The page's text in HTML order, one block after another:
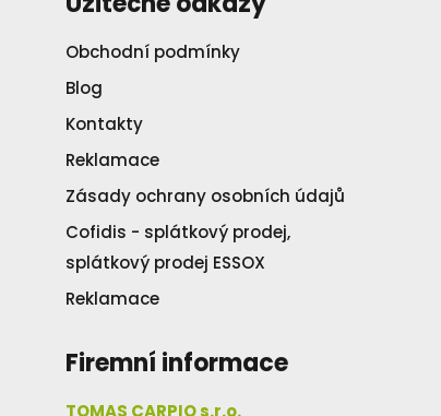
Obchodní podmínky
Blog
Kontakty
Reklamace
Zásady ochrany osobních údajů
Cofidis - splátkový prodej,
splátkový prodej ESSOX
Reklamace
Firemní informace
TOMAS CARPIO s.r.o.